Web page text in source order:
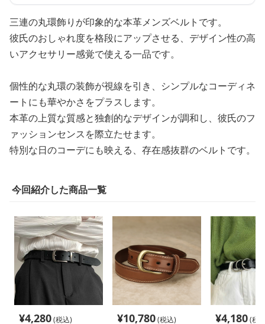
三連の丸環飾りが印象的な本革メンズベルトです。
彼氏のおしゃれ度を格段にアップさせる、デザイン性の高
いアクセサリー感覚で使える一品です。
個性的な丸環の装飾が視線を引き、シンプルなコーディネ
ートにも華やかさをプラスします。
本革の上質な質感と独創的なデザインが調和し、彼氏のフ
ァッションセンスを際立たせます。
特別な日のコーデにも映える、存在感抜群のベルトです。
今回紹介した商品一覧
¥4,280(税込) ¥10,780(税込) ¥4,180(税